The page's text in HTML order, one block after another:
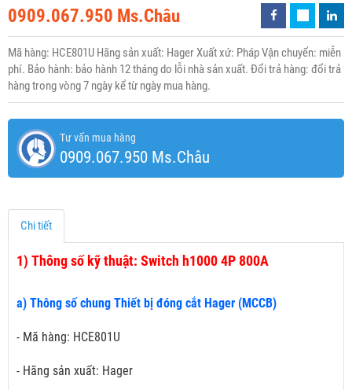
0909.067.950 Ms.Châu
Mã hàng: HCE801U Hãng sản xuất: Hager Xuất xứ: Pháp Vận chuyển: miễn
phí. Bảo hành: bảo hành 12 tháng do lỗi nhà sản xuất. Đổi trả hàng: đổi trả
hàng trong vòng 7 ngày kể từ ngày mua hàng.
Tư vấn mua hàng
0909.067.950 Ms.Châu
Chi tiết
1) Thông số kỹ thuật: Switch h1000 4P 800A
a) Thông số chung Thiết bị đóng cắt Hager (MCCB)
- Mã hàng: HCE801U
- Hãng sản xuất: Hager